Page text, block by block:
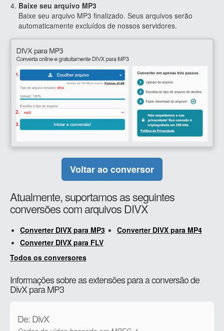
Baixe seu arquivo MP3
Baixe seu arquivo MP3 finalizado. Seus arquivos serão
automaticamente excluídos de nossos servidores.
Voltar ao conversor
Atualmente, suportamos as seguintes
conversões com arquivos DIVX
Converter DIVX para MP3
Converter DIVX para MP4
Converter DIVX para FLV
Todos os conversores
Informações sobre as extensões para a conversão de
DivX para MP3
De: DivX